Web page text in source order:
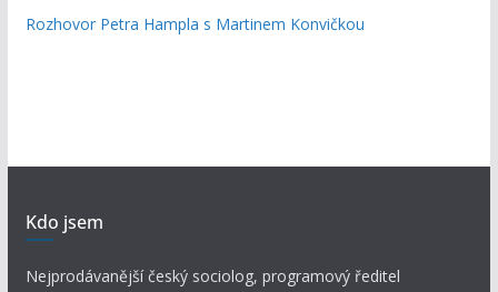
Rozhovor Petra Hampla s Martinem Konvičkou
Kdo jsem
Nejprodávanější český sociolog, programový ředitel